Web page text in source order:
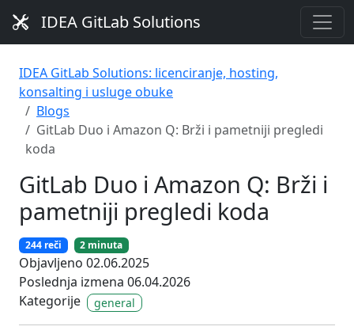
IDEA GitLab Solutions
IDEA GitLab Solutions: licenciranje, hosting,
konsalting i usluge obuke
Blogs
GitLab Duo i Amazon Q: Brži i pametniji pregledi
koda
GitLab Duo i Amazon Q: Brži i
pametniji pregledi koda
244 reči 2 minuta
Objavljeno 02.06.2025
Poslednja izmena 06.04.2026
Kategorije
general